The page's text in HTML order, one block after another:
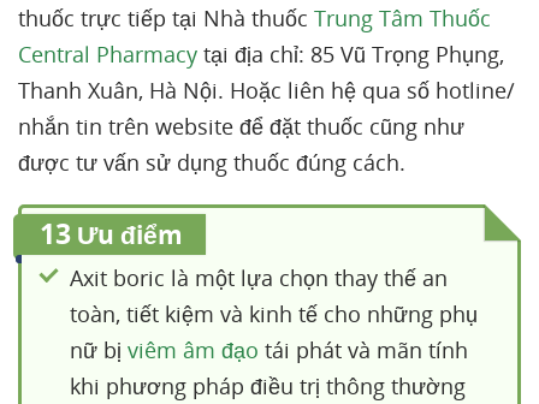
thuốc trực tiếp tại Nhà thuốc Trung Tâm Thuốc
Central Pharmacy tại địa chỉ: 85 Vũ Trọng Phụng,
Thanh Xuân, Hà Nội. Hoặc liên hệ qua số hotline/
nhắn tin trên website để đặt thuốc cũng như
được tư vấn sử dụng thuốc đúng cách.
13 Ưu điểm
Axit boric là một lựa chọn thay thế an
toàn, tiết kiệm và kinh tế cho những phụ
nữ bị viêm âm đạo tái phát và mãn tính
khi phương pháp điều trị thông thường